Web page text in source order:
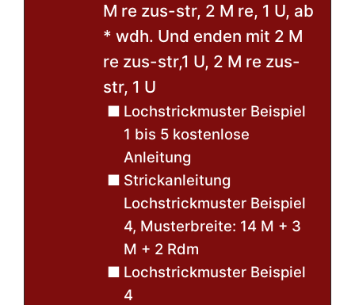
M re zus-str, 2 M re, 1 U, ab
* wdh. Und enden mit 2 M
re zus-str,1 U, 2 M re zus-
str, 1 U
Lochstrickmuster Beispiel
1 bis 5 kostenlose
Anleitung
Strickanleitung
Lochstrickmuster Beispiel
4, Musterbreite: 14 M + 3
M + 2 Rdm
Lochstrickmuster Beispiel
4